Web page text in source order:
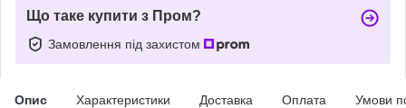
Що таке купити з Пром?
Замовлення під захистом
Опис Характеристики Доставка Оплата Умови